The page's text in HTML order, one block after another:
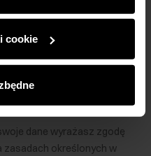
Informacje o tym,
reklamowym i
połączyć te informacje z
cookie
się
dane wyrażasz zgodę
zasadach określonych w